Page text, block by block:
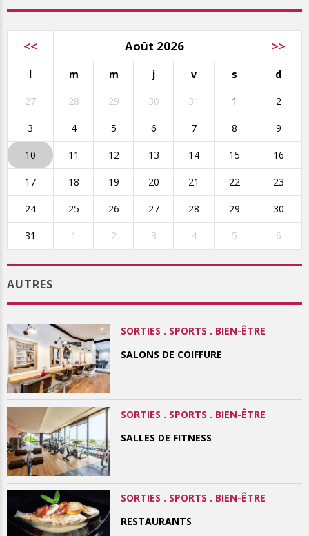
<< Août 2026 >>
l m m j v s d
27 28 29 30 31 1 2
3 4 5 6 7 8 9
10 11 12 13 14 15 16
17 18 19 20 21 22 23
24 25 26 27 28 29 30
31 1 2 3 4 5 6
AUTRES
SORTIES . SPORTS . BIEN-ÊTRE
SALONS DE COIFFURE
SORTIES . SPORTS . BIEN-ÊTRE
SALLES DE FITNESS
SORTIES . SPORTS . BIEN-ÊTRE
RESTAURANTS